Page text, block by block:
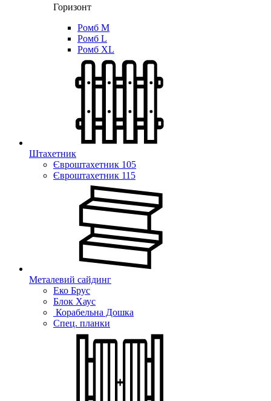
Горизонт
Ромб M
Ромб L
Ромб XL
Штахетник
Євроштахетник 105
Євроштахетник 115
Металевий сайдинг
Еко Брус
Блок Хаус
Корабельна Дошка
Спец. планки